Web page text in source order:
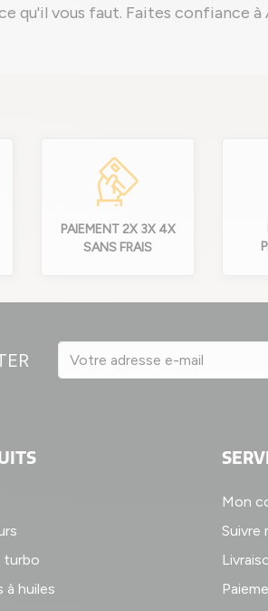
qu'il vous faut. Faites confiance
PAIEMENT 2X 3X 4X
SANS FRAIS
turbo
à huiles
Mon
Suivre